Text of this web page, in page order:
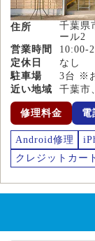
住所
千葉県
ール2
営業時間
10:00-
定休日
なし
駐車場
3台 ※
近い地域
千葉市
修理料金 電
Android修理
クレジットカー